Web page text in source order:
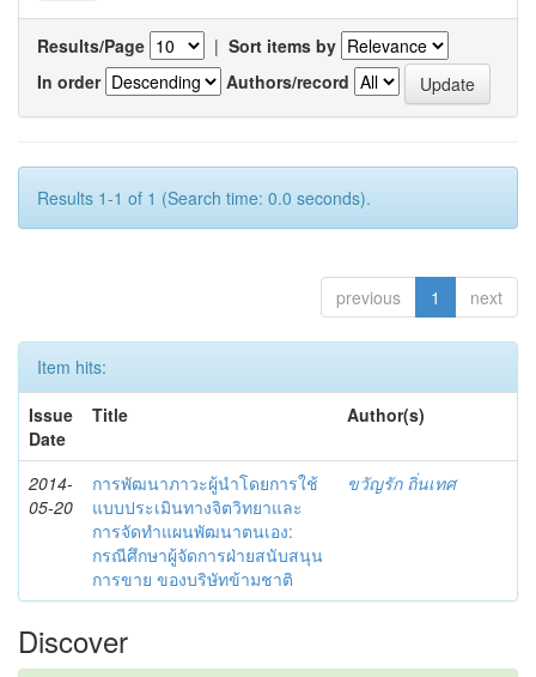
Results/Page | Sort items by
In order
Authors/record
Results 1-1 of 1 (Search time: 0.0 seconds).
previous 1 next
Item hits:
Issue
Date
Title Author(s)
2014-
05-20
การพัฒนาภาวะผู้นำโดยการใช้
แบบประเมินทางจิตวิทยาและ
การจัดทำแผนพัฒนาตนเอง:
กรณีศึกษาผู้จัดการฝ่ายสนับสนุน
การขาย ของบริษัทข้ามชาติ
ขวัญรัก ถิ่นเทศ
Discover